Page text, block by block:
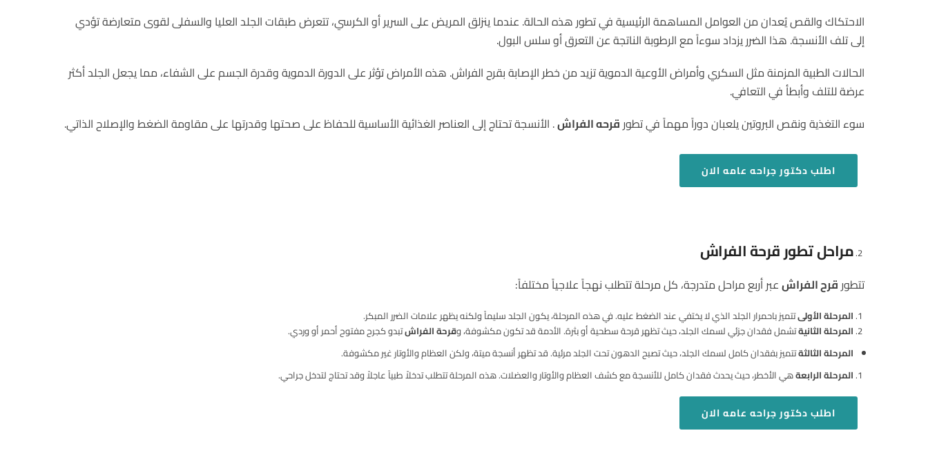
الاحتكاك والقص يُعدان من العوامل المساهمة الرئيسية في تطور هذه الحالة. عندما ينزلق المريض على السرير أو الكرسي، تتعرض طبقات الجلد العليا والسفلى لقوى متعارضة تؤدي
إلى تلف الأنسجة. هذا الضرر يزداد سوءاً مع الرطوبة الناتجة عن التعرق أو سلس البول.
الحالات الطبية المزمنة مثل السكري وأمراض الأوعية الدموية تزيد من خطر الإصابة بقرح الفراش. هذه الأمراض تؤثر على الدورة الدموية وقدرة الجسم على الشفاء، مما يجعل الجلد أكثر
عرضة للتلف وأبطأ في التعافي.
سوء التغذية ونقص البروتين يلعبان دوراً مهماً في تطور قرحه الفراش. الأنسجة تحتاج إلى العناصر الغذائية الأساسية للحفاظ على صحتها وقدرتها على مقاومة الضغط والإصلاح الذاتي.
اطلبدكتور جراحه عامه الان
مراحل تطور قرحة الفراش
تتطور قرح الفراشعبر أربع مراحل متدرجة، كل مرحلة تتطلب نهجاً علاجياً مختلفاً:
المرحلة الأولىتتميز باحمرار الجلد الذي لا يختفي عند الضغط عليه. في هذه المرحلة، يكون الجلد سليماً ولكنه يظهر علامات الضرر المبكر.
المرحلة الثانيةتشمل فقدان جزئي لسمك الجلد، حيث تظهر قرحة سطحية أو بثرة. الأدمة قد تكون مكشوفة، وقرحة الفراشتبدو كجرح مفتوح أحمر أو وردي.
المرحلة الثالثةتتميز بفقدان كامل لسمك الجلد، حيث تصبح الدهون تحت الجلد مرئية. قد تظهر أنسجة ميتة، ولكن العظام والأوتار غير مكشوفة.
المرحلة الرابعةهي الأخطر، حيث يحدث فقدان كامل للأنسجة مع كشف العظام والأوتار والعضلات. هذه المرحلة تتطلب تدخلاً طبياً عاجلاً وقد تحتاج لتدخل جراحي.
اطلبدكتور جراحه عامه الان